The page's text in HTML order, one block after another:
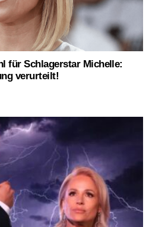
für Schlagerstar Michelle:
verurteilt!